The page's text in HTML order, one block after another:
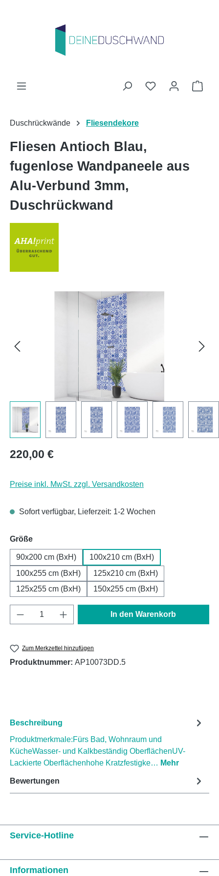
Du hast 0
Duschrückwände Fliesendekore
Fliesen Antioch Blau,
fugenlose Wandpaneele aus
Alu-Verbund 3mm,
Duschrückwand
Regulärer Preis:
220,00 €
Preise inkl. MwSt. zzgl. Versandkosten
Sofort verfügbar, Lieferzeit: 1-2 Wochen
Größeauswählen
90x200 cm (BxH)
100x210 cm (BxH)
100x255 cm (BxH)
125x210 cm (BxH)
125x255 cm (BxH)
150x255 cm (BxH)
Produkt Anzahl: Gib den gewünschten
In den Warenkorb
Zum Merkzettel hinzufügen
Produktnummer: AP10073DD.5
Beschreibung
Produktmerkmale:Fürs Bad, Wohnraum und
KücheWasser- und Kalkbeständig OberflächenUV-
Lackierte Oberflächenhohe Kratzfestigke… Mehr
Bewertungen
Service-Hotline
Informationen